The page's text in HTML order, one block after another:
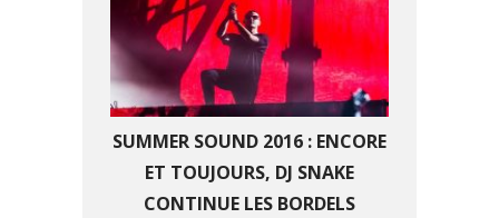
SUMMER SOUND 2016 : ENCORE
ET TOUJOURS, DJ SNAKE
CONTINUE LES BORDELS